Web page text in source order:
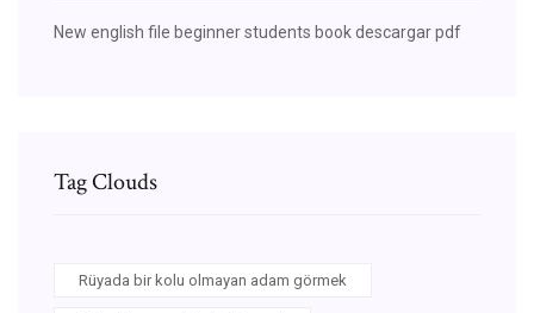
New english file beginner students book descargar pdf
Tag Clouds
Rüyada bir kolu olmayan adam görmek